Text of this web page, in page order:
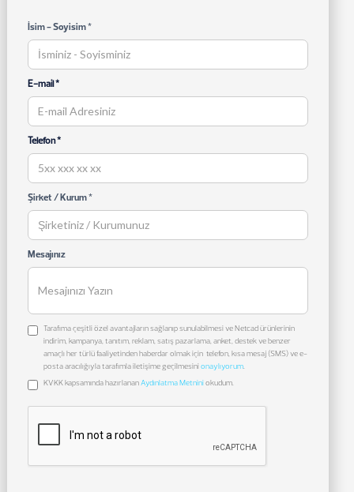
İsim - Soyisim *
E-mail *
Telefon *
Şirket / Kurum *
Mesajınız
Tarafıma çeşitli özel avantajların sağlanıp sunulabilmesi ve Netcad ürünlerinin
indirim, kampanya, tanıtım, reklam, satış pazarlama, anket, destek ve benzer
amaçlı her türlü faaliyetinden haberdar olmak için telefon, kısa mesaj (SMS) ve e-
posta aracılığıyla tarafımla iletişime geçilmesini onaylıyorum.
KVKK kapsamında hazırlanan Aydınlatma Metniniokudum.